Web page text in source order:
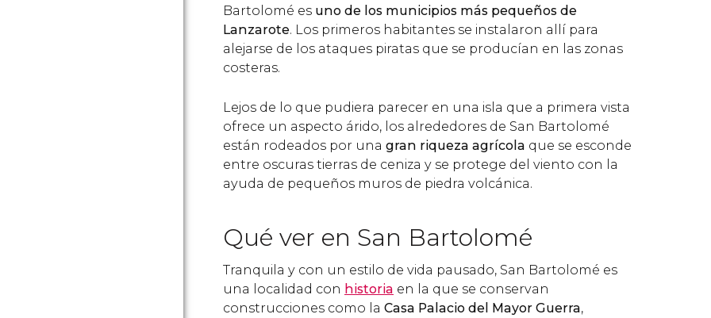
Bartolomé es uno de los municipios más pequeños de
Lanzarote. Los primeros habitantes se instalaron allí para
alejarse de los ataques piratas que se producían en las zonas
costeras.
Lejos de lo que pudiera parecer en una isla que a primera vista
ofrece un aspecto árido, los alrededores de San Bartolomé
están rodeados por una gran riqueza agrícola que se esconde
entre oscuras tierras de ceniza y se protege del viento con la
ayuda de pequeños muros de piedra volcánica.
Qué ver en San Bartolomé
Tranquila y con un estilo de vida pausado, San Bartolomé es
una localidad con historia en la que se conservan
construcciones como la Casa Palacio del Mayor Guerra,